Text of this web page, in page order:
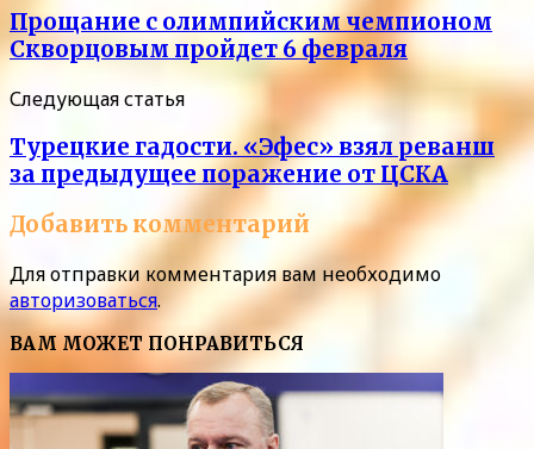
Прощание с олимпийским чемпионом
Скворцовым пройдет 6 февраля
Следующая статья
Турецкие гадости. «Эфес» взял реванш
за предыдущее поражение от ЦСКА
Добавить комментарий
Для отправки комментария вам необходимо
авторизоваться.
ВАМ МОЖЕТ ПОНРАВИТЬСЯ